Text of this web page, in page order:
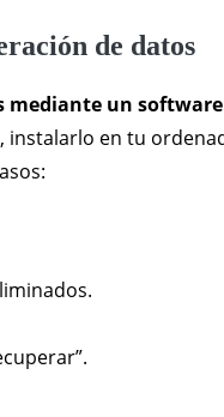
de datos
mediante un
instalarlo en tu